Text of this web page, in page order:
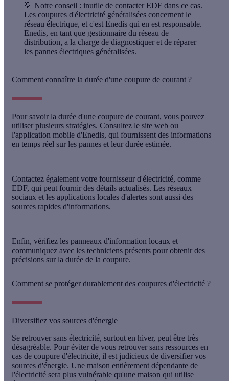
💡 Notre conseil : inutile de contacter EDF dans ce cas.
Les coupures d'électricité généralisées concernent le
réseau électrique, et c'est Enedis qui en est responsable.
Enedis, en tant que gestionnaire du réseau de
distribution, a la charge de diagnostiquer et de réparer
les pannes électriques généralisées.
Comment connaître la durée d'une coupure de courant ?
Pour savoir la durée d'une coupure de courant, vous pouvez
utiliser plusieurs stratégies. Consultez le site web ou
l'application mobile d'Enedis, qui fournissent des informations
en temps réel sur les pannes et leur durée estimée.
Contactez également votre fournisseur d'électricité, comme
EDF, qui peut fournir des détails actualisés. Les réseaux
sociaux et les applications locales d'alertes sont aussi des
sources rapides d'informations.
Enfin, vérifiez les panneaux d'information locaux et
communiquez avec les techniciens présents pour obtenir des
précisions sur la durée de la coupure.
Comment se protéger durablement des coupures d'électricité ?
Diversifiez vos sources d'énergie
Se retrouver sans électricité, surtout en hiver, peut être très
désagréable. Pour éviter de vous retrouver sans ressources en
cas de coupure d'électricité, il est judicieux de diversifier vos
sources d'énergie. Une maison entièrement dépendante de
l'électricité sera plus vulnérable qu'une maison qui utilise